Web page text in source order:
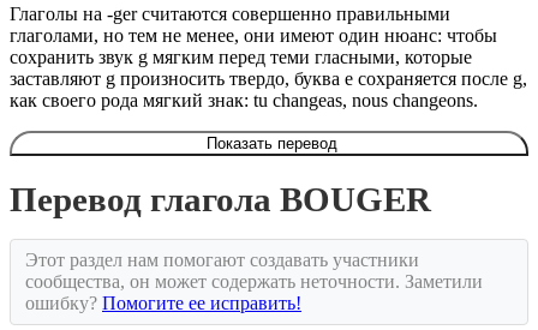
Глаголы на -ger считаются совершенно правильными
глаголами, но тем не менее, они имеют один нюанс: чтобы
сохранить звук g мягким перед теми гласными, которые
заставляют g произносить твердо, буква e сохраняется после g,
как своего рода мягкий знак: tu changeas, nous changeons.
Показать перевод
Перевод глагола BOUGER
Этот раздел нам помогают создавать участники
сообщества, он может содержать неточности. Заметили
ошибку? Помогите ее исправить!